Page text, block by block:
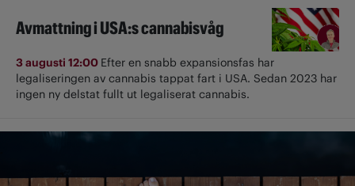
Avmattning i USA:s cannabisvåg
3 augusti 12:00 Efter en snabb expansionsfas har
legaliseringen av cannabis tappat fart i USA. Sedan 2023 har
ingen ny delstat fullt ut ­legaliserat cannabis.